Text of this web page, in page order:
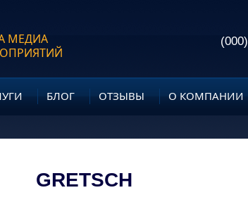
МЕДИА
(000)
БЛОГ ОТЗЫВЫ О КОМПАНИИ
GRETSCH